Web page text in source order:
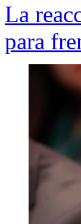
La
para